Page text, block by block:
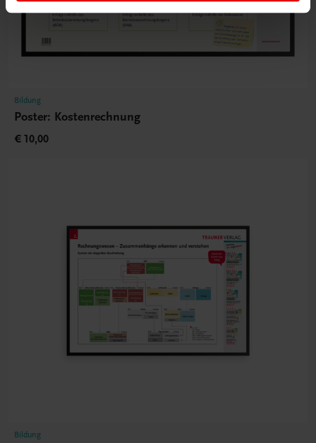
Bildung
Poster: Kostenrechnung
€ 10,00
Bildung